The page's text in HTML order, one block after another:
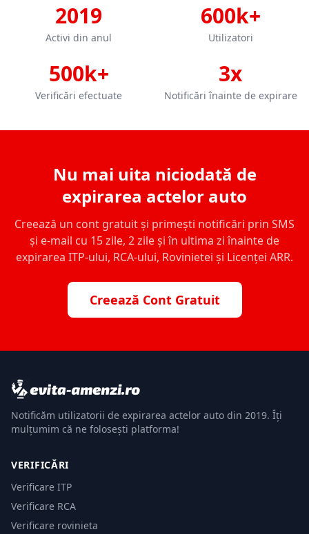
2019
Activi din anul
600k+
Utilizatori
500k+
Verificări efectuate
3x
Notificări înainte de expirare
Nu mai uita niciodată de
expirarea actelor auto
Creează un cont gratuit și primești notificări prin SMS
și e-mail cu 15 zile, 2 zile și în ultima zi înainte de
expirarea ITP-ului, RCA-ului, Rovinietei și Licenței ARR.
Creează Cont Gratuit
Notificăm utilizatorii de expirarea actelor auto din 2019. Îți
mulțumim că ne folosești platforma!
VERIFICĂRI
Verificare ITP
Verificare RCA
Verificare rovinieta